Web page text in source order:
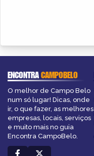
ENCONTRACAMPOBELO
O melhor de Campo Belo
num só lugar! Dicas, onde
ir, o que fazer, as melhores
empresas, locais, serviços
e muito mais no guia
Encontra CampoBelo.